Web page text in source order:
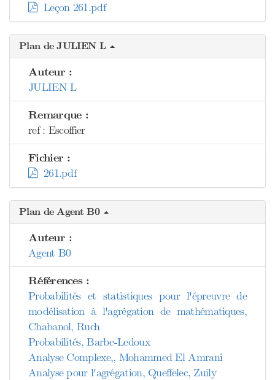
Leçon 261.pdf
Plan de JULIEN L
Auteur :
JULIEN L
Remarque :
ref : Escoffier
Fichier :
261.pdf
Plan de Agent B0
Auteur :
Agent B0
Références :
Probabilités et statistiques pour l'épreuvre de
modélisation à l'agrégation de mathématiques,
Chabanol, Ruch
Probabilités, Barbe-Ledoux
Analyse Complexe,, Mohammed El Amrani
Analyse pour l'agrégation, Queffelec, Zuily